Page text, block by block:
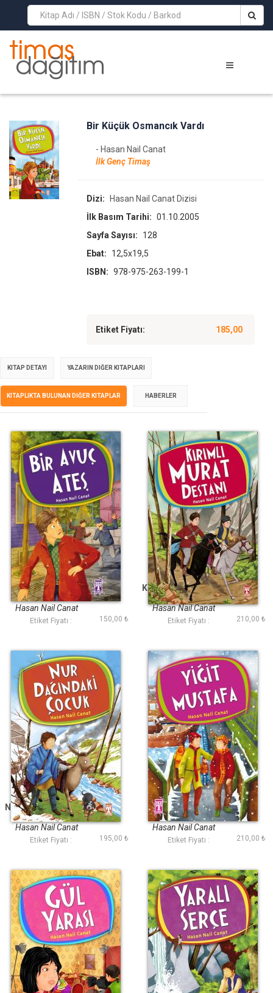
>
Bir Küçük Osmancık Vardı
- Hasan Nail Canat
İlk Genç Timaş
Dizi:
Hasan Nail Canat Dizisi
İlk Basım Tarihi: 01.10.2005
Sayfa Sayısı:
128
Ebat:
12,5x19,5
ISBN: 978-975-263-199-1
Etiket Fiyatı: 185,00
KITAP DETAYI YAZARIN DIĞER KITAPLARI
KITAPLIKTA BULUNAN DIĞER KITAPLAR HABERLER
Bir Avuç Ateş
Hasan Nail Canat
Etiket Fiyatı : 150,00 ₺
Kırımlı Murat Destanı
Hasan Nail Canat
Etiket Fiyatı : 210,00 ₺
Nur Dağındaki Çocuk
Hasan Nail Canat
Etiket Fiyatı : 195,00 ₺
Yiğit Mustafa
Hasan Nail Canat
Etiket Fiyatı : 210,00 ₺